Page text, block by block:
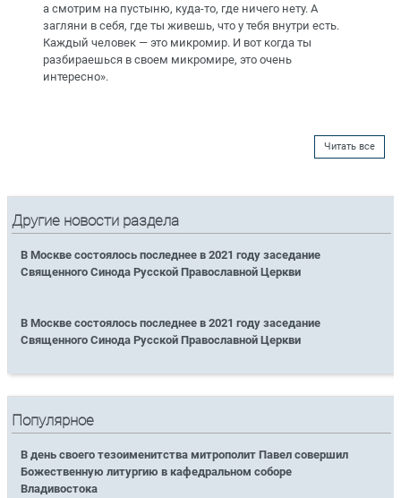
а смотрим на пустыню, куда-то, где ничего нету. А
загляни в себя, где ты живешь, что у тебя внутри есть.
Каждый человек — это микромир. И вот когда ты
разбираешься в своем микромире, это очень
интересно».
Читать все
Другие новости раздела
В Москве состоялось последнее в 2021 году заседание
Священного Синода Русской Православной Церкви
В Москве состоялось последнее в 2021 году заседание
Священного Синода Русской Православной Церкви
Популярное
В день своего тезоименитства митрополит Павел совершил
Божественную литургию в кафедральном соборе
Владивостока